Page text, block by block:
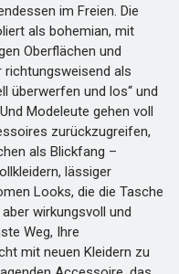
im Freien. Die
als bohemian, mit
Oberflächen und
richtungsweisend als
überwerfen und los“ und
Modeleute gehen voll
zurückzugreifen,
als Blickfang –
lässiger
Looks, die die Tasche
wirkungsvoll und
Weg, Ihre
mit neuen Kleidern zu